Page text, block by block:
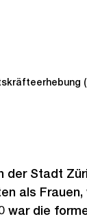
der Stadt
als
war die